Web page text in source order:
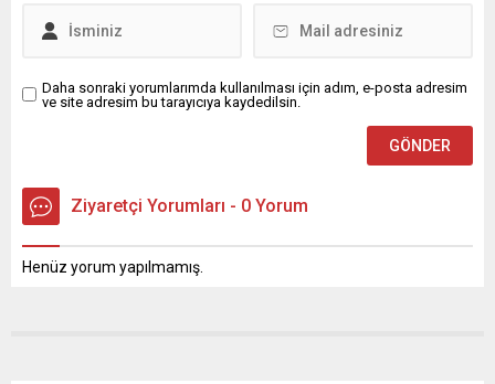
Daha sonraki yorumlarımda kullanılması için adım, e-posta adresim
ve site adresim bu tarayıcıya kaydedilsin.
Ziyaretçi Yorumları - 0 Yorum
Henüz yorum yapılmamış.